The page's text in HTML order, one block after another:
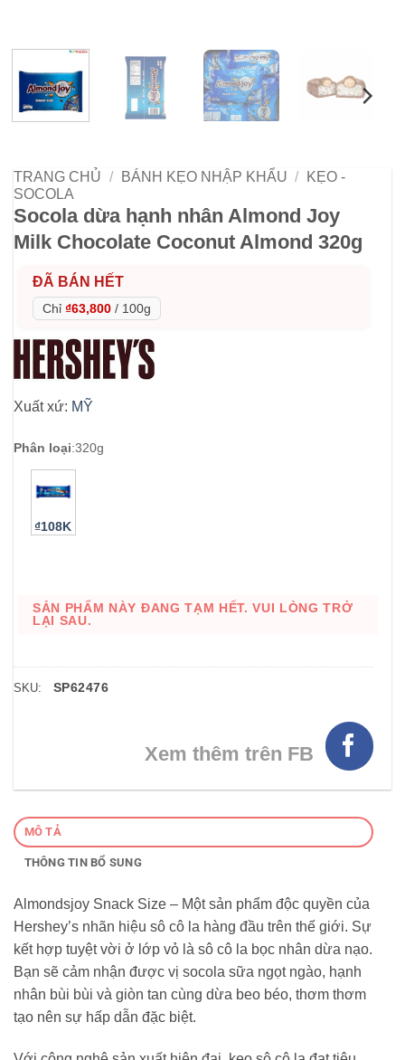
TRANG CHỦ / BÁNH KẸO NHẬP KHẨU /
KẸO -
SOCOLA
Socola dừa hạnh nhân Almond Joy
Milk Chocolate Coconut Almond 320g
ĐÃ BÁN HẾT
Chỉ ₫63,800 / 100g
Xuất xứ: MỸ
Phân loại:320g
₫108K
SẢN PHẨM NÀY ĐANG TẠM HẾT. VUI LÒNG TRỞ
LẠI SAU.
SKU: SP62476
Xem thêm trên FB
MÔ TẢ
THÔNG TIN BỔ SUNG
Almondsjoy Snack Size – Một sản phẩm độc quyền của
Hershey’s nhãn hiệu sô cô la hàng đầu trên thế giới. Sự
kết hợp tuyệt vời ở lớp vỏ là sô cô la bọc nhân dừa nạo.
Bạn sẽ cảm nhận được vị socola sữa ngọt ngào, hạnh
nhân bùi bùi và giòn tan cùng dừa beo béo, thơm thơm
tạo nên sự hấp dẫn đặc biệt.